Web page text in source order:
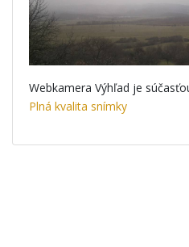
Webkamera Výhľad je
Plná kvalita snímky